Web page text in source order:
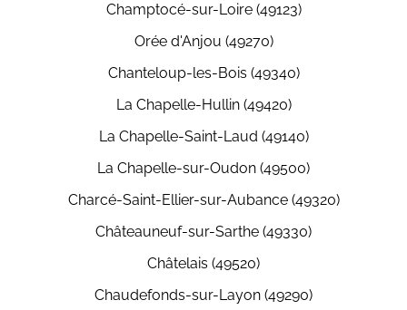
Champtocé-sur-Loire (49123)
Orée d'Anjou (49270)
Chanteloup-les-Bois (49340)
La Chapelle-Hullin (49420)
La Chapelle-Saint-Laud (49140)
La Chapelle-sur-Oudon (49500)
Charcé-Saint-Ellier-sur-Aubance (49320)
Châteauneuf-sur-Sarthe (49330)
Châtelais (49520)
Chaudefonds-sur-Layon (49290)